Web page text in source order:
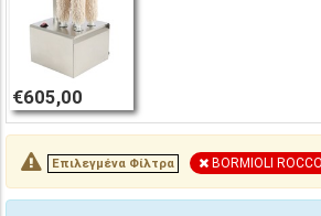
€605,00
Επιλεγμένα Φίλτρα BORMIOLI ROCCO